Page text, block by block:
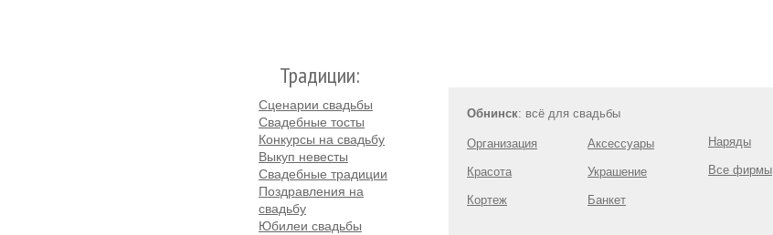
Традиции:
Сценарии свадьбы
Свадебные тосты
Конкурсы на свадьбу
Выкуп невесты
Свадебные традиции
Поздравления на
свадьбу
Юбилеи свадьбы
Обнинск: всё для свадьбы
Организация
Красота
Кортеж
Аксессуары
Украшение
Банкет
Наряды
Все фирмы